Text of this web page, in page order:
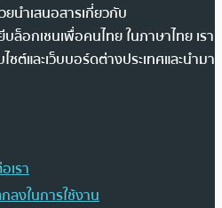
นำเสนอสารเกี่ยวกับ
ล็อกเชนเพื่อคนไทย ในภาษาไทย เรา
ต์และเว็บบอร์ดต่างประเทศและนำมา
เรา
ลงในการใช้งาน